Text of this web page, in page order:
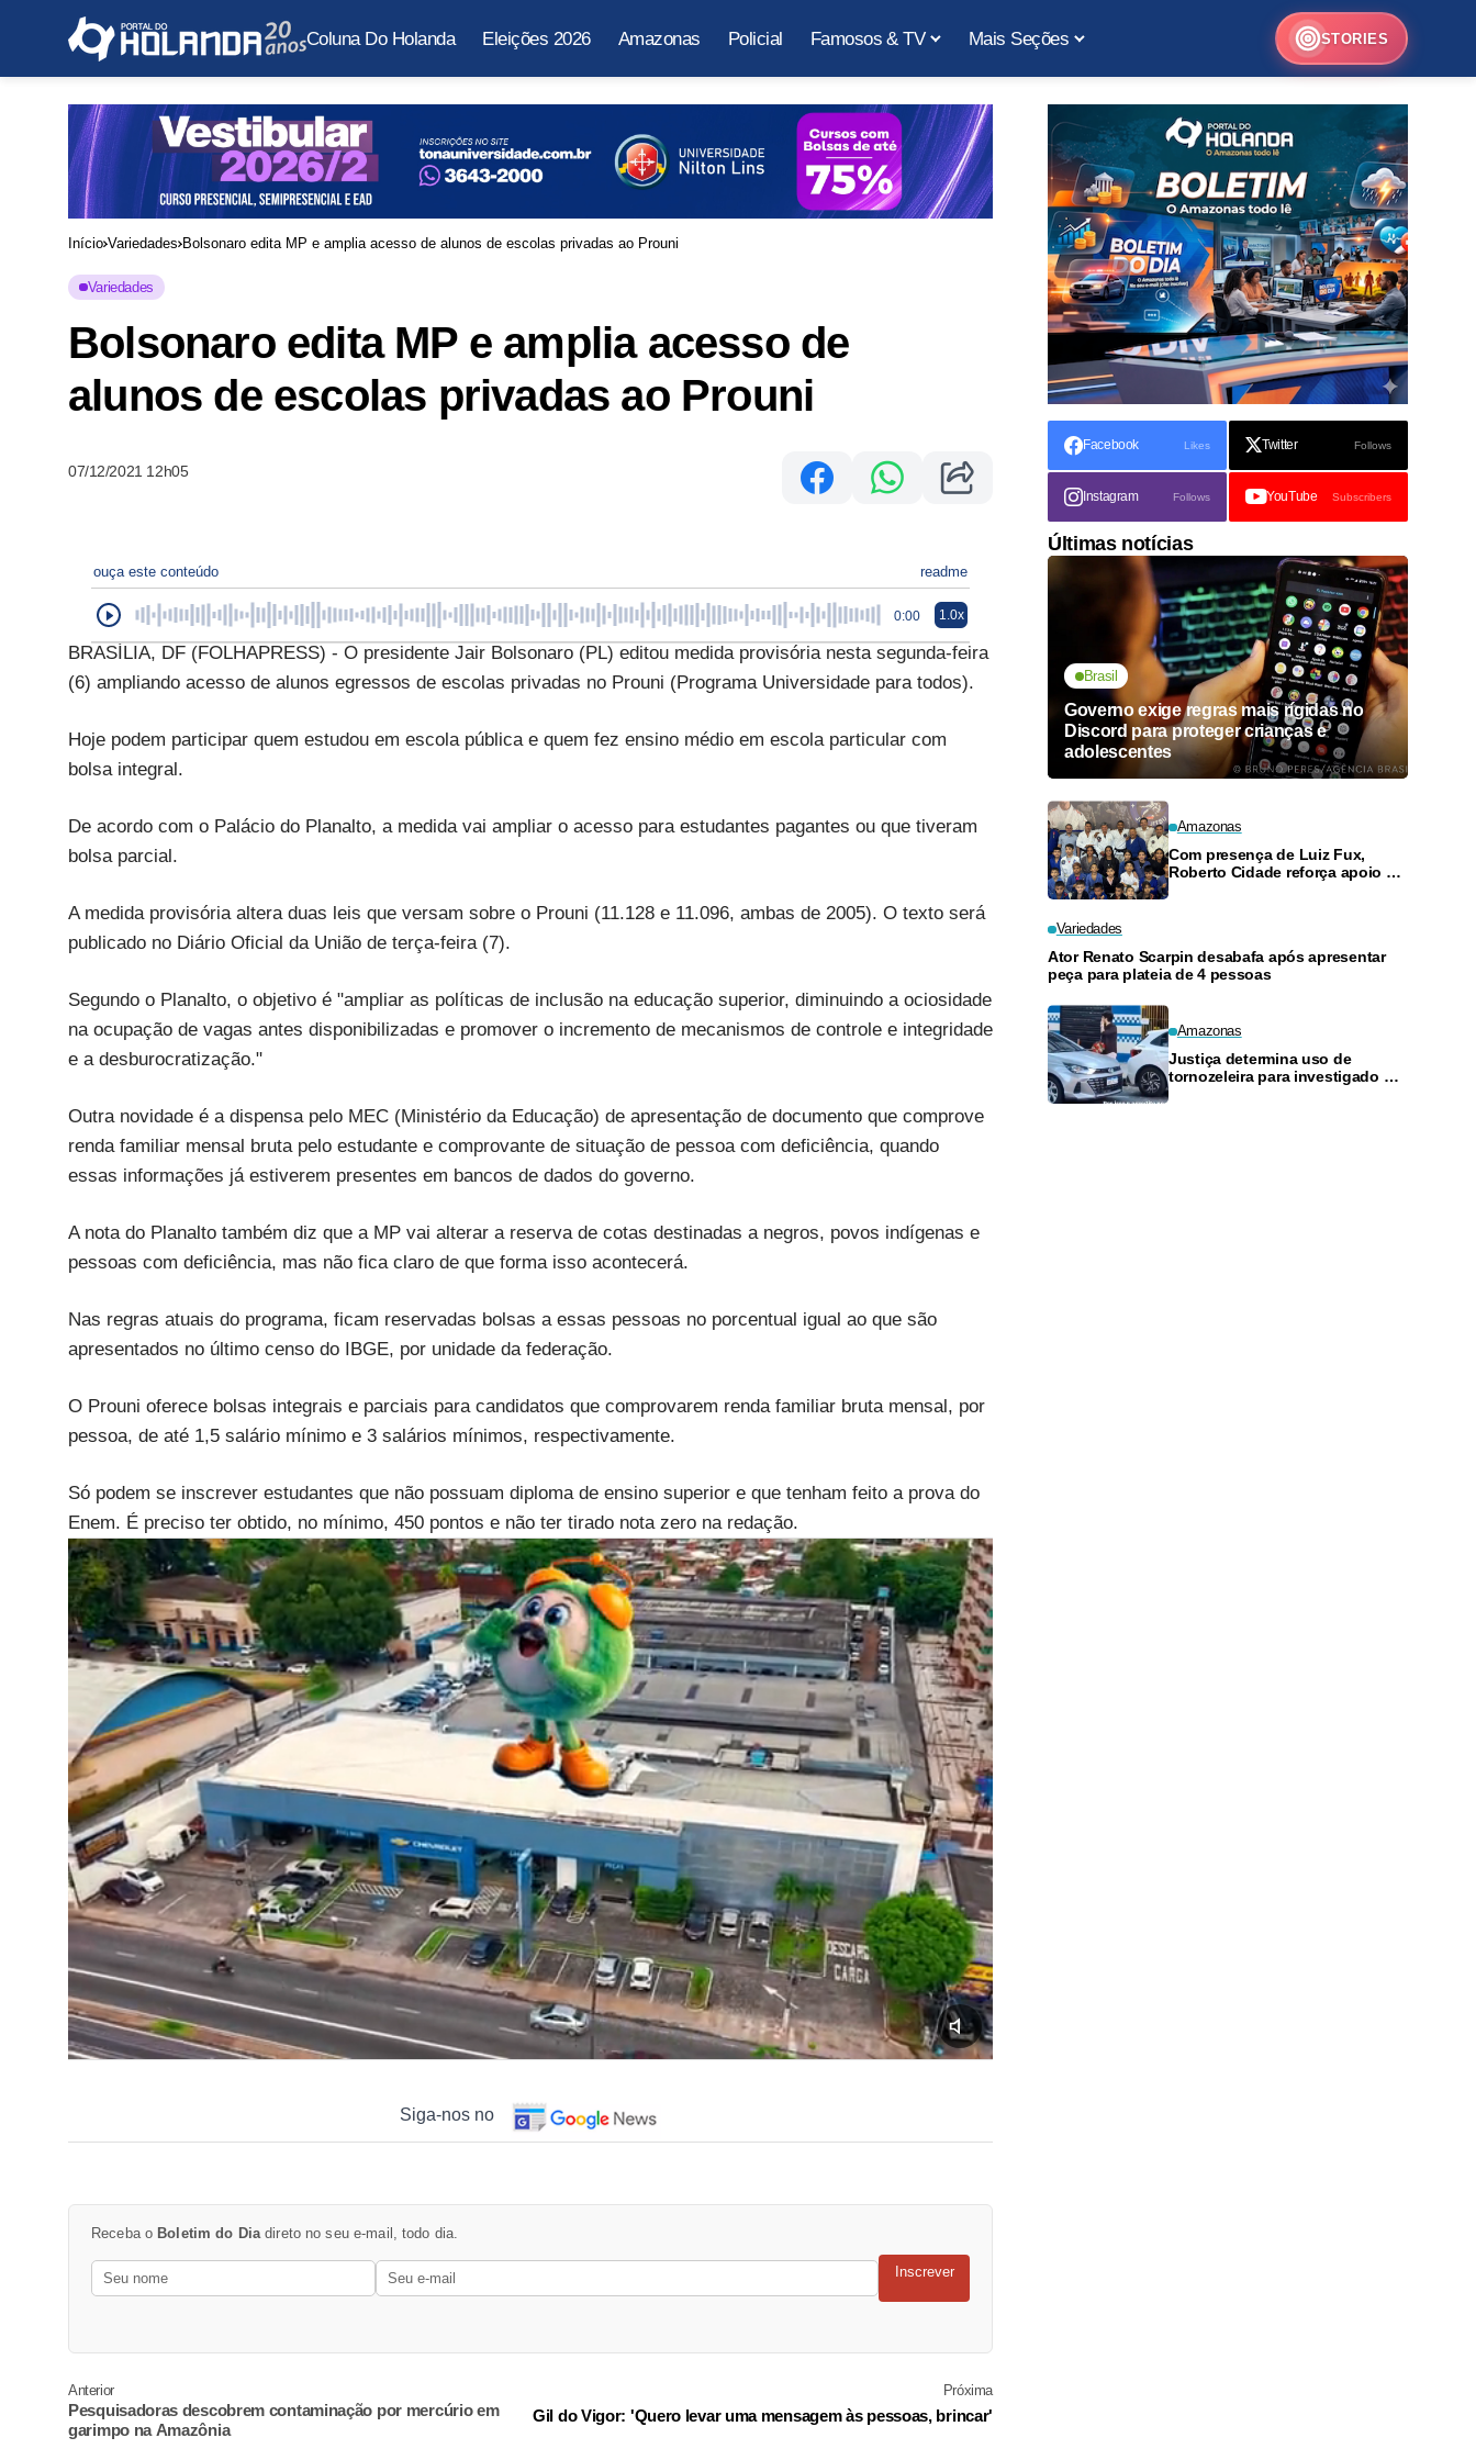
Coluna Do Holanda Eleições 2026 Amazonas Policial Famosos & TV Mais Seções STORIES
Início Variedades Bolsonaro edita MP e amplia acesso de alunos de escolas privadas ao Prouni
Variedades
Bolsonaro edita MP e amplia acesso de
alunos de escolas privadas ao Prouni
07/12/2021 12h05
ouça este conteúdo readme
0:00 1.0x
BRASÍLIA, DF (FOLHAPRESS) - O presidente Jair Bolsonaro (PL) editou medida provisória nesta segunda-feira
(6) ampliando acesso de alunos egressos de escolas privadas no Prouni (Programa Universidade para todos).
Hoje podem participar quem estudou em escola pública e quem fez ensino médio em escola particular com
bolsa integral.
De acordo com o Palácio do Planalto, a medida vai ampliar o acesso para estudantes pagantes ou que tiveram
bolsa parcial.
A medida provisória altera duas leis que versam sobre o Prouni (11.128 e 11.096, ambas de 2005). O texto será
publicado no Diário Oficial da União de terça-feira (7).
Segundo o Planalto, o objetivo é "ampliar as políticas de inclusão na educação superior, diminuindo a ociosidade
na ocupação de vagas antes disponibilizadas e promover o incremento de mecanismos de controle e integridade
e a desburocratização."
Outra novidade é a dispensa pelo MEC (Ministério da Educação) de apresentação de documento que comprove
renda familiar mensal bruta pelo estudante e comprovante de situação de pessoa com deficiência, quando
essas informações já estiverem presentes em bancos de dados do governo.
A nota do Planalto também diz que a MP vai alterar a reserva de cotas destinadas a negros, povos indígenas e
pessoas com deficiência, mas não fica claro de que forma isso acontecerá.
Nas regras atuais do programa, ficam reservadas bolsas a essas pessoas no porcentual igual ao que são
apresentados no último censo do IBGE, por unidade da federação.
O Prouni oferece bolsas integrais e parciais para candidatos que comprovarem renda familiar bruta mensal, por
pessoa, de até 1,5 salário mínimo e 3 salários mínimos, respectivamente.
Só podem se inscrever estudantes que não possuam diploma de ensino superior e que tenham feito a prova do
Enem. É preciso ter obtido, no mínimo, 450 pontos e não ter tirado nota zero na redação.
Siga-nos no
Receba o Boletim do Diadireto no seu e-mail, todo dia.
Inscrever
Anterior
Pesquisadoras descobrem contaminação por mercúrio em
garimpo na Amazônia
Próxima
Gil do Vigor: 'Quero levar uma mensagem às pessoas, brincar'
Facebook Likes Twitter Follows
Instagram Follows YouTube Subscribers
Últimas notícias
Brasil
Governo exige regras mais rígidas no
Discord para proteger crianças e
adolescentes
Amazonas
Com presença de Luiz Fux,
Roberto Cidade reforça apoio a
Variedades
Ator Renato Scarpin desabafa após apresentar
peça para plateia de 4 pessoas
Amazonas
Justiça determina uso de
tornozeleira para investigado por